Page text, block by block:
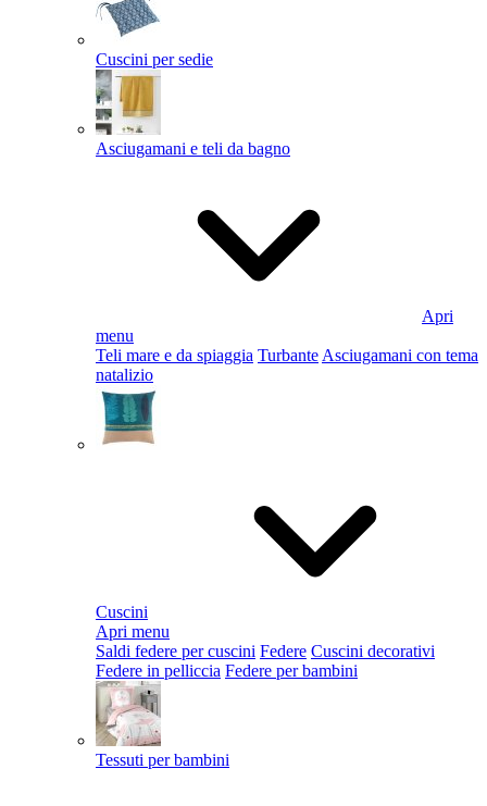
Cuscini per sedie
Asciugamani e teli da bagno
Apri
menu
Teli mare e da spiaggia Turbante Asciugamani con tema
natalizio
Cuscini
Apri menu
Saldi federe per cuscini Federe Cuscini decorativi
Federe in pelliccia Federe per bambini
Tessuti per bambini